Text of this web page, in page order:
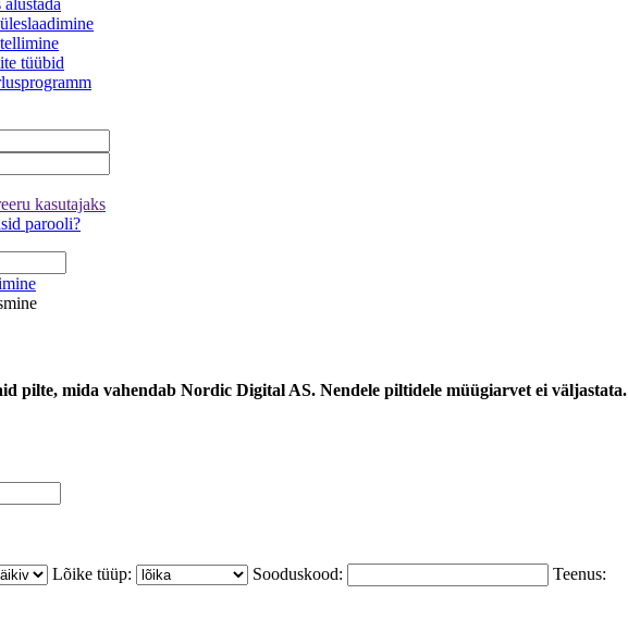
tüübid
kasutajaks
parooli?
pilte, mida vahendab Nordic Digital AS. Nendele piltidele müügiarvet ei väljastata.
Lõike tüüp: Sooduskood:
Teenus: